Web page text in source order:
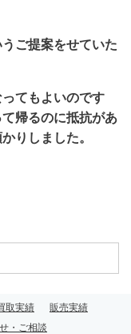
ご提案をせていた
てもよいのです
帰るのに抵抗があ
りしました。
取実績
販売実績
・ご相談